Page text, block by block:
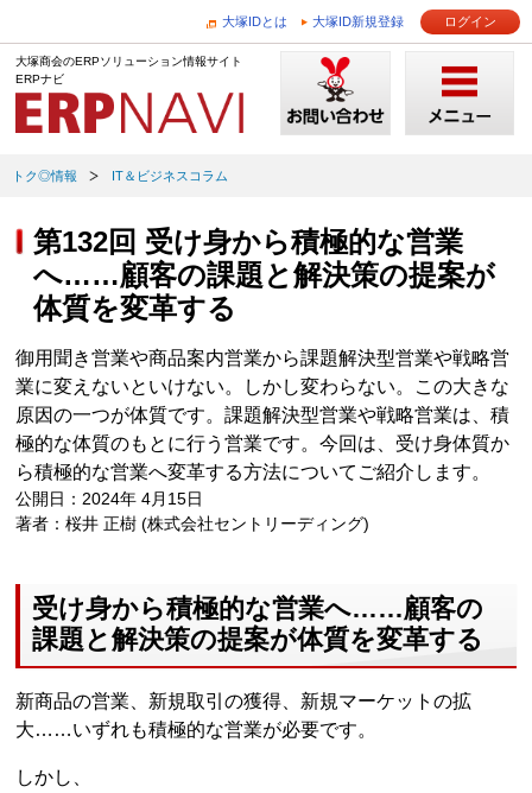
大塚IDとは 大塚ID新規登録 ログイン
大塚商会のERPソリューション情報サイト
ERPナビ
トク◎情報 IT＆ビジネスコラム
第132回 受け身から積極的な営業
へ……顧客の課題と解決策の提案が
体質を変革する
御用聞き営業や商品案内営業から課題解決型営業や戦略営
業に変えないといけない。しかし変わらない。この大きな
原因の一つが体質です。課題解決型営業や戦略営業は、積
極的な体質のもとに行う営業です。今回は、受け身体質か
ら積極的な営業へ変革する方法についてご紹介します。
公開日：2024年 4月15日
著者：桜井 正樹 (株式会社セントリーディング)
受け身から積極的な営業へ……顧客の
課題と解決策の提案が体質を変革する
新商品の営業、新規取引の獲得、新規マーケットの拡
大……いずれも積極的な営業が必要です。
しかし、